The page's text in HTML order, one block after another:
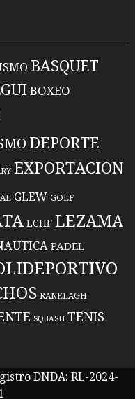
BASQUET
BOXEO
DEPORTE
EXPORTACION
GLEW GOLF
LCHF LEZAMA
PADEL
RANELAGH
SQUASH TENIS
DNDA: RL-2024-